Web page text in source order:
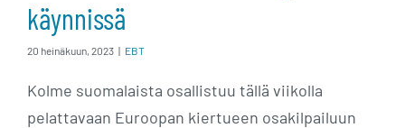
käynnissä
20 heinäkuun, 2023 | EBT
Kolme suomalaista osallistuu tällä viikolla
pelattavaan Euroopan kiertueen osakilpailuun